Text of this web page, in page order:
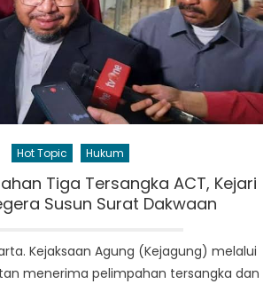
Hot Topic Hukum
Tiga Tersangka ACT, Kejari
Susun Surat Dakwaan
Kejaksaan Agung (Kejagung) melalui
menerima pelimpahan tersangka dan